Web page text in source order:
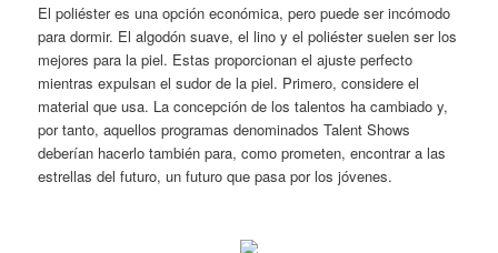
El poliéster es una opción económica, pero puede ser incómodo
para dormir. El algodón suave, el lino y el poliéster suelen ser los
mejores para la piel. Estas proporcionan el ajuste perfecto
mientras expulsan el sudor de la piel. Primero, considere el
material que usa. La concepción de los talentos ha cambiado y,
por tanto, aquellos programas denominados Talent Shows
deberían hacerlo también para, como prometen, encontrar a las
estrellas del futuro, un futuro que pasa por los jóvenes.